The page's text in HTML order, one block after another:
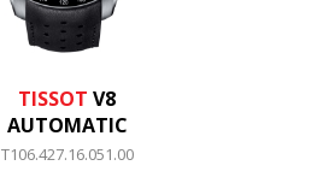
TISSOT V8
AUTOMATIC
T106.427.16.051.00